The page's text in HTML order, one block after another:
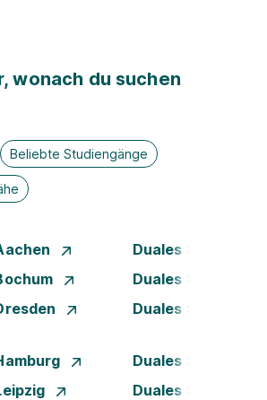
wonach du suchen
Beliebte Studiengänge
Duales Studium
Duales Studium
Duales Studium
Duales Studium
Duales Studium